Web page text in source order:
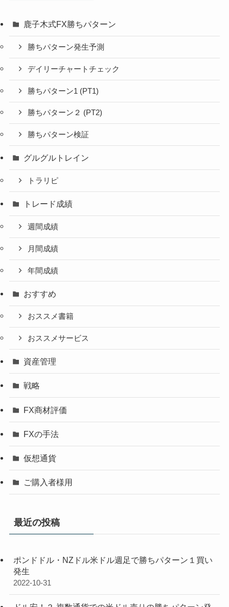
鹿子木式FX勝ちパターン
勝ちパターン発生予測
デイリーチャートチェック
勝ちパターン1 (PT1)
勝ちパターン２ (PT2)
勝ちパターン検証
グルグルトレイン
トラリピ
トレード成績
週間成績
月間成績
年間成績
おすすめ
おススメ書籍
おススメサービス
資産管理
戦略
FX商材評価
FXの手法
仮想通貨
ご購入者様用
最近の投稿
ポンドドル・NZドル米ドル週足で勝ちパターン１買い
発生
2022-10-31